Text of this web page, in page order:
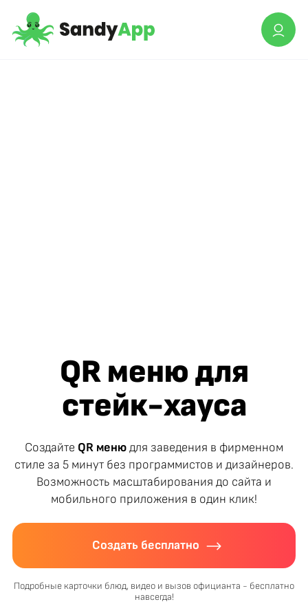
QR меню для
стейк-хауса
Создайте QR менюдля заведения в фирменном
стиле за 5 минут без программистов и дизайнеров.
Возможность масштабирования до сайта и
мобильного приложения в один клик!
Создать бесплатно
Подробные карточки блюд, видео и вызов официанта - бесплатно
навсегда!